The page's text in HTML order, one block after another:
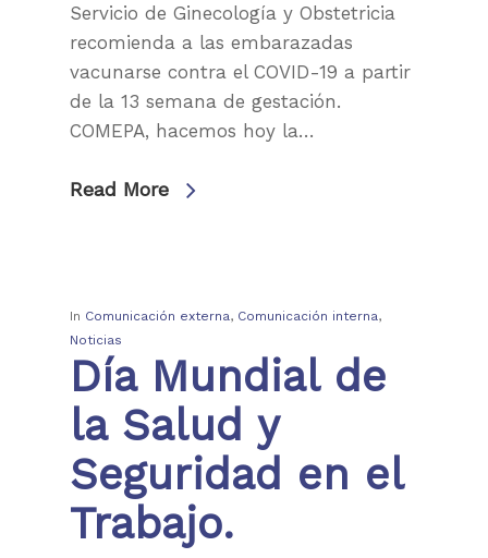
Servicio de Ginecología y Obstetricia
recomienda a las embarazadas
vacunarse contra el COVID-19 a partir
de la 13 semana de gestación.
COMEPA, hacemos hoy la…
Read More
In Comunicación externa, Comunicación interna,
Noticias
Día Mundial de
la Salud y
Seguridad en el
Trabajo.